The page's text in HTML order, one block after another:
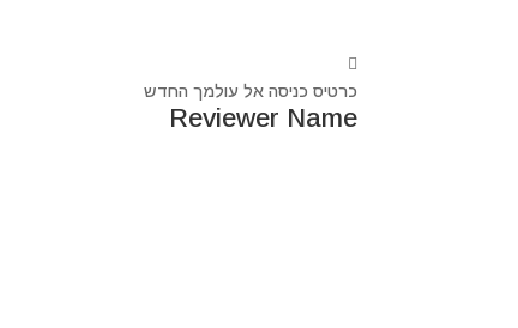
כרטיס כניסה אל עולמך החדש
Reviewer Name